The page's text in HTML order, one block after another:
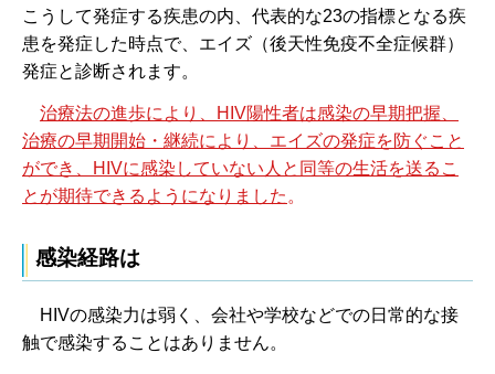
こうして発症する疾患の内、代表的な23の指標となる疾
患を発症した時点で、エイズ（後天性免疫不全症候群）
発症と診断されます。
治療法の進歩により、HIV陽性者は感染の早期把握、
治療の早期開始・継続により、エイズの発症を防ぐこと
ができ、HIVに感染していない人と同等の生活を送るこ
とが期待できるようになりました 。
感染経路は
HIVの感染力は弱く、会社や学校などでの日常的な接
触で感染することはありません。